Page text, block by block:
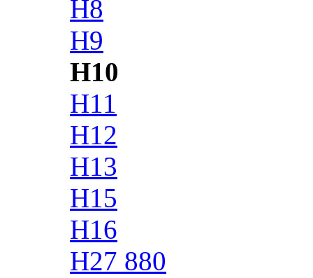
H8
H9
H10
H11
H12
H13
H15
H16
H27 880